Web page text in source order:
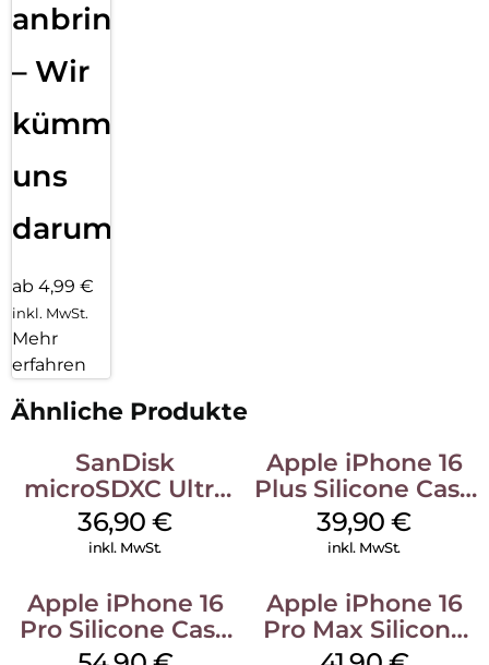
anbringen
– Wir
kümmern
uns
darum!
ab 4,99 €
inkl. MwSt.
Mehr
erfahren
Ähnliche Produkte
SanDisk
microSDXC Ultra
128 GB + Adapter
Mobile
36,90€
inkl. MwSt.
Apple iPhone 16
Plus Silicone Case
MagSafe Plum
39,90€
inkl. MwSt.
Apple iPhone 16
Pro Silicone Case
MagSafe Black
Apple iPhone 16
Pro Max Silicone
Case MagSafe